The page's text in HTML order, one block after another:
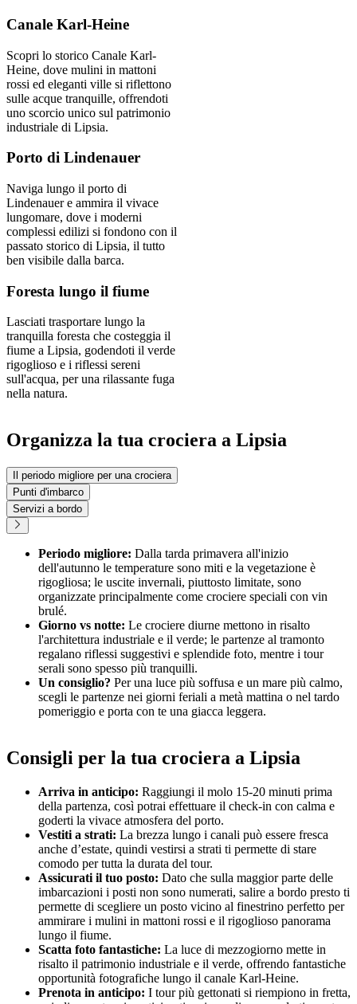
Canale Karl-Heine
Scopri lo storico Canale Karl-
Heine, dove mulini in mattoni
rossi ed eleganti ville si riflettono
sulle acque tranquille, offrendoti
uno scorcio unico sul patrimonio
industriale di Lipsia.
Porto di Lindenauer
Naviga lungo il porto di
Lindenauer e ammira il vivace
lungomare, dove i moderni
complessi edilizi si fondono con il
passato storico di Lipsia, il tutto
ben visibile dalla barca.
Foresta lungo il fiume
Lasciati trasportare lungo la
tranquilla foresta che costeggia il
fiume a Lipsia, godendoti il verde
rigoglioso e i riflessi sereni
sull'acqua, per una rilassante fuga
nella natura.
Organizza la tua crociera a Lipsia
Il periodo migliore per una crociera
Punti d'imbarco
Servizi a bordo
Periodo migliore: Dalla tarda primavera all'inizio
dell'autunno le temperature sono miti e la vegetazione è
rigogliosa; le uscite invernali, piuttosto limitate, sono
organizzate principalmente come crociere speciali con vin
brulé.
Giorno vs notte: Le crociere diurne mettono in risalto
l'architettura industriale e il verde; le partenze al tramonto
regalano riflessi suggestivi e splendide foto, mentre i tour
serali sono spesso più tranquilli.
Un consiglio? Per una luce più soffusa e un mare più calmo,
scegli le partenze nei giorni feriali a metà mattina o nel tardo
pomeriggio e porta con te una giacca leggera.
Consigli per la tua crociera a Lipsia
Arriva in anticipo: Raggiungi il molo 15-20 minuti prima
della partenza, così potrai effettuare il check-in con calma e
goderti la vivace atmosfera del porto.
Vestiti a strati: La brezza lungo i canali può essere fresca
anche d’estate, quindi vestirsi a strati ti permette di stare
comodo per tutta la durata del tour.
Assicurati il tuo posto: Dato che sulla maggior parte delle
imbarcazioni i posti non sono numerati, salire a bordo presto ti
permette di scegliere un posto vicino al finestrino perfetto per
ammirare i mulini in mattoni rossi e il rigoglioso panorama
lungo il fiume.
Scatta foto fantastiche: La luce di mezzogiorno mette in
risalto il patrimonio industriale e il verde, offrendo fantastiche
opportunità fotografiche lungo il canale Karl-Heine.
Prenota in anticipo: I tour più gettonati si riempiono in fretta,